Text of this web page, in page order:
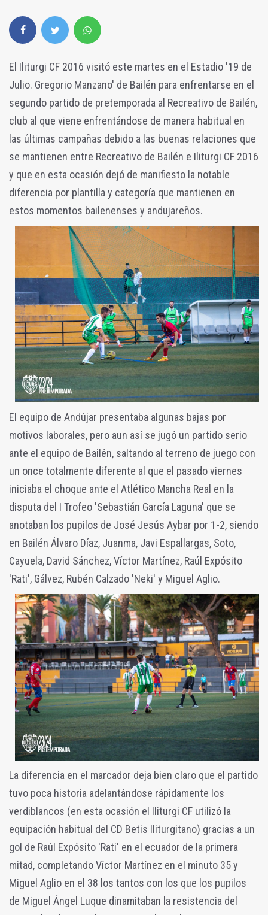
El Iliturgi CF 2016 visitó este martes en el Estadio '19 de
Julio. Gregorio Manzano' de Bailén para enfrentarse en el
segundo partido de pretemporada al Recreativo de Bailén,
club al que viene enfrentándose de manera habitual en
las últimas campañas debido a las buenas relaciones que
se mantienen entre Recreativo de Bailén e Iliturgi CF 2016
y que en esta ocasión dejó de manifiesto la notable
diferencia por plantilla y categoría que mantienen en
estos momentos bailenenses y andujareños.
El equipo de Andújar presentaba algunas bajas por
motivos laborales, pero aun así se jugó un partido serio
ante el equipo de Bailén, saltando al terreno de juego con
un once totalmente diferente al que el pasado viernes
iniciaba el choque ante el Atlético Mancha Real en la
disputa del I Trofeo 'Sebastián García Laguna' que se
anotaban los pupilos de José Jesús Aybar por 1-2, siendo
en Bailén Álvaro Díaz, Juanma, Javi Espallargas, Soto,
Cayuela, David Sánchez, Víctor Martínez, Raúl Expósito
'Rati', Gálvez, Rubén Calzado 'Neki' y Miguel Aglio.
La diferencia en el marcador deja bien claro que el partido
tuvo poca historia adelantándose rápidamente los
verdiblancos (en esta ocasión el Iliturgi CF utilizó la
equipación habitual del CD Betis Iliturgitano) gracias a un
gol de Raúl Expósito 'Rati' en el ecuador de la primera
mitad, completando Víctor Martínez en el minuto 35 y
Miguel Aglio en el 38 los tantos con los que los pupilos
de Miguel Ángel Luque dinamitaban la resistencia del